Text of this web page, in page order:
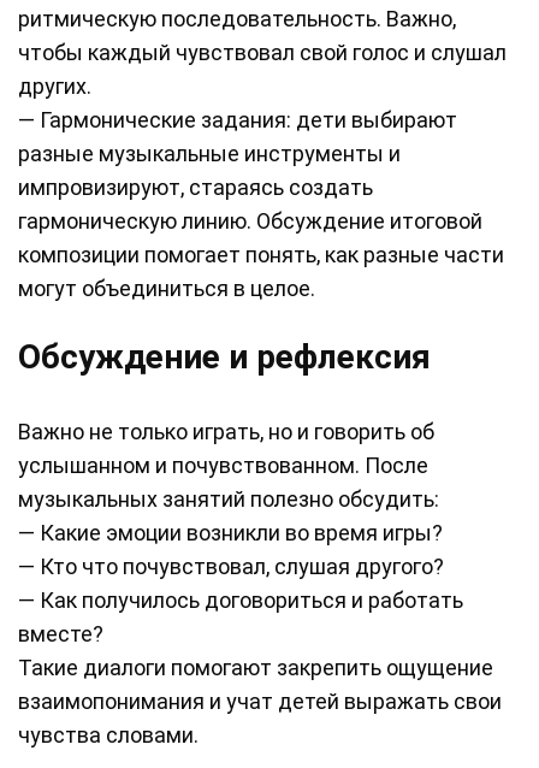
ритмическую последовательность. Важно,
чтобы каждый чувствовал свой голос и слушал
других.
— Гармонические задания: дети выбирают
разные музыкальные инструменты и
импровизируют, стараясь создать
гармоническую линию. Обсуждение итоговой
композиции помогает понять, как разные части
могут объединиться в целое.
Обсуждение и рефлексия
Важно не только играть, но и говорить об
услышанном и почувствованном. После
музыкальных занятий полезно обсудить:
— Какие эмоции возникли во время игры?
— Кто что почувствовал, слушая другого?
— Как получилось договориться и работать
вместе?
Такие диалоги помогают закрепить ощущение
взаимопонимания и учат детей выражать свои
чувства словами.